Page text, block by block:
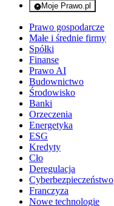
Moje Prawo.pl
- rejestracja i
Prawo gospodarcze
Małe i średnie firmy
Spółki
Finanse
Prawo AI
Budownictwo
Środowisko
Banki
Orzeczenia
Energetyka
ESG
Kredyty
Cło
Deregulacja
Cyberbezpieczeństwo
Franczyza
Nowe technologie